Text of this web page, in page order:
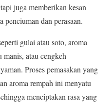
juga memberikan kesan
penciuman dan perasaan.
gulai atau soto, aroma
manis, atau cengkeh
Proses pemasakan yang
aroma rempah ini menyatu
menciptakan rasa yang